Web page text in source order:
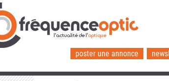
l'actualité de l'optique
poster une annonce